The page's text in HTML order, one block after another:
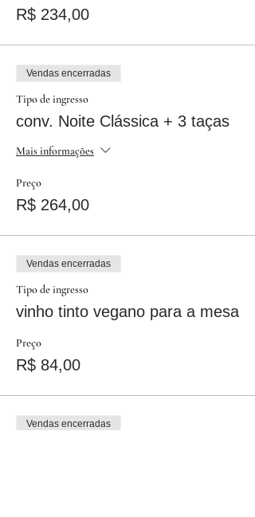
R$ 234,00
Vendas encerradas
Tipo de ingresso
conv. Noite Clássica + 3 taças
Mais informações
Preço
R$ 264,00
Vendas encerradas
Tipo de ingresso
vinho tinto vegano para a mesa
Preço
R$ 84,00
Vendas encerradas